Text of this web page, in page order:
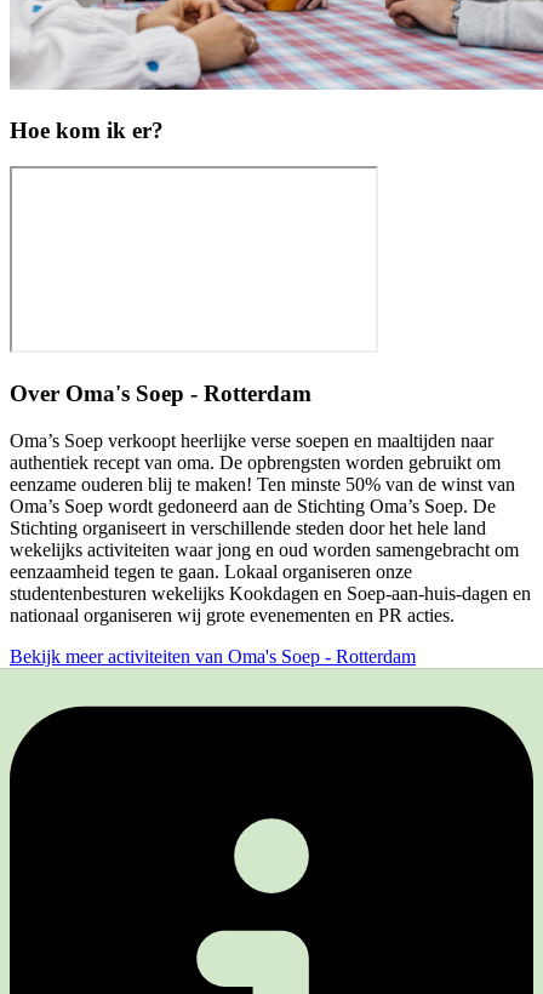
Hoe kom ik er?
Over Oma's Soep - Rotterdam
Oma’s Soep verkoopt heerlijke verse soepen en maaltijden naar
authentiek recept van oma. De opbrengsten worden gebruikt om
eenzame ouderen blij te maken! Ten minste 50% van de winst van
Oma’s Soep wordt gedoneerd aan de Stichting Oma’s Soep. De
Stichting organiseert in verschillende steden door het hele land
wekelijks activiteiten waar jong en oud worden samengebracht om
eenzaamheid tegen te gaan. Lokaal organiseren onze
studentenbesturen wekelijks Kookdagen en Soep-aan-huis-dagen en
nationaal organiseren wij grote evenementen en PR acties.
Bekijk meer activiteiten van Oma's Soep - Rotterdam